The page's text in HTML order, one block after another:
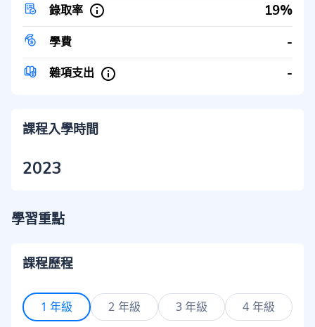
錄取率 19%
學費 -
雜項支出 -
課程入學時間
2023
學習重點
課程歷程
1 年級 2 年級 3 年級 4 年級